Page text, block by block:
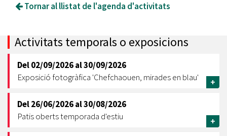
Tornar al llistat de l'agenda d'activitats
Activitats temporals o exposicions
Del02/09/2026al30/09/2026
Exposició fotogràfica 'Chefchaouen, mirades en blau'
+
Del26/06/2026al30/08/2026
Patis oberts temporada d'estiu
+